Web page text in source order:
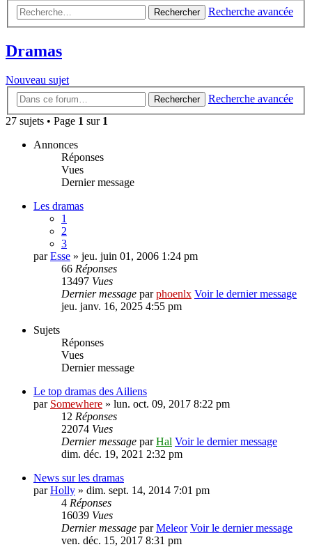
Rechercher Recherche avancée
Dramas
Nouveau sujet
Rechercher
Recherche avancée
27 sujets • Page 1 sur 1
Annonces
Réponses
Vues
Dernier message
Les dramas
1
2
3
parEsse » jeu. juin 01, 2006 1:24 pm
66 Réponses
13497 Vues
Dernier message parphoenlx Voir le dernier message
jeu. janv. 16, 2025 4:55 pm
Sujets
Réponses
Vues
Dernier message
Le top dramas des Ailiens
par Somewhere » lun. oct. 09, 2017 8:22 pm
12 Réponses
22074 Vues
Dernier message parHal Voir le dernier message
dim. déc. 19, 2021 2:32 pm
News sur les dramas
parHolly » dim. sept. 14, 2014 7:01 pm
4 Réponses
16039 Vues
Dernier message parMeleor Voir le dernier message
ven. déc. 15, 2017 8:31 pm